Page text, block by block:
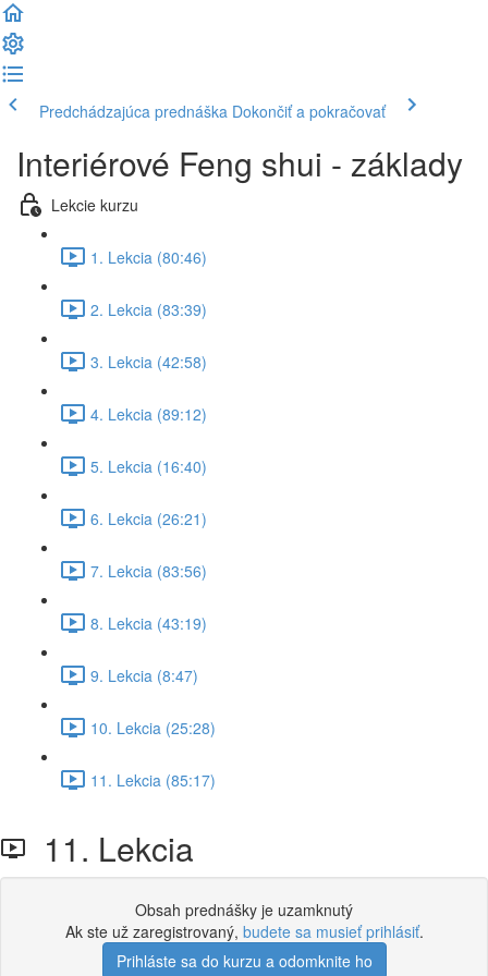
Predchádzajúca prednáška Dokončiť a pokračovať
Interiérové Feng shui - základy
Lekcie kurzu
1. Lekcia (80:46)
2. Lekcia (83:39)
3. Lekcia (42:58)
4. Lekcia (89:12)
5. Lekcia (16:40)
6. Lekcia (26:21)
7. Lekcia (83:56)
8. Lekcia (43:19)
9. Lekcia (8:47)
10. Lekcia (25:28)
11. Lekcia (85:17)
11. Lekcia
Obsah prednášky je uzamknutý
Ak ste už zaregistrovaný, budete sa musieť prihlásiť.
Prihláste sa do kurzu a odomknite ho